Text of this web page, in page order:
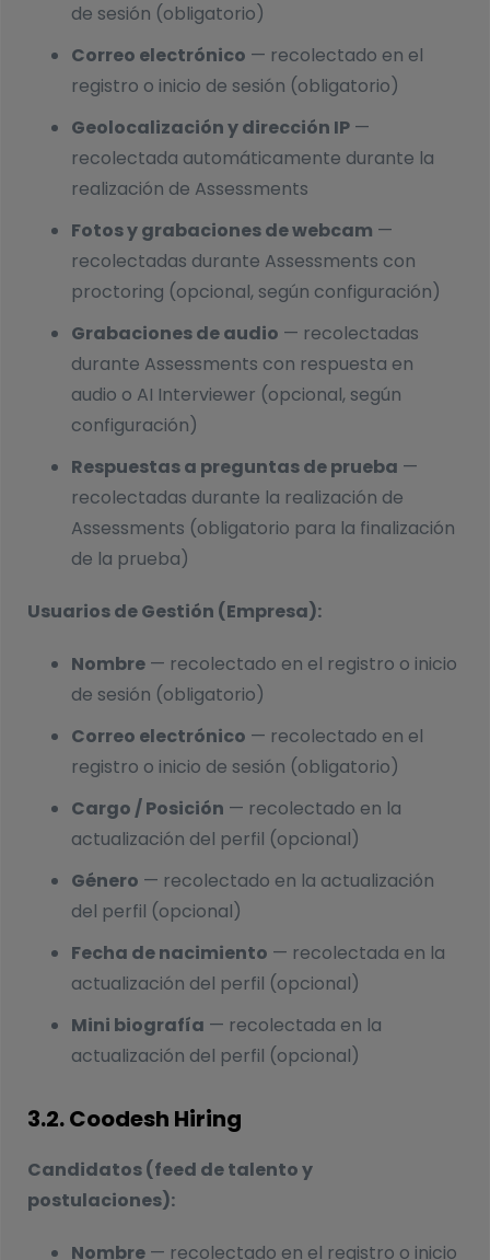
de sesión (obligatorio)
Correo electrónico — recolectado en el
registro o inicio de sesión (obligatorio)
Geolocalización y dirección IP —
recolectada automáticamente durante la
realización de Assessments
Fotos y grabaciones de webcam —
recolectadas durante Assessments con
proctoring (opcional, según configuración)
Grabaciones de audio — recolectadas
durante Assessments con respuesta en
audio o AI Interviewer (opcional, según
configuración)
Respuestas a preguntas de prueba —
recolectadas durante la realización de
Assessments (obligatorio para la finalización
de la prueba)
Usuarios de Gestión (Empresa):
Nombre — recolectado en el registro o inicio
de sesión (obligatorio)
Correo electrónico — recolectado en el
registro o inicio de sesión (obligatorio)
Cargo / Posición — recolectado en la
actualización del perfil (opcional)
Género — recolectado en la actualización
del perfil (opcional)
Fecha de nacimiento — recolectada en la
actualización del perfil (opcional)
Mini biografía — recolectada en la
actualización del perfil (opcional)
3.2. Coodesh Hiring
Candidatos (feed de talento y
postulaciones):
Nombre — recolectado en el registro o inicio